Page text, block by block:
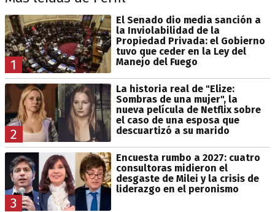
1
El Senado dio media sanción a
la Inviolabilidad de la
Propiedad Privada: el Gobierno
tuvo que ceder en la Ley del
Manejo del Fuego
2
La historia real de "Elize:
Sombras de una mujer", la
nueva película de Netflix sobre
el caso de una esposa que
descuartizó a su marido
3
Encuesta rumbo a 2027: cuatro
consultoras midieron el
desgaste de Milei y la crisis de
liderazgo en el peronismo